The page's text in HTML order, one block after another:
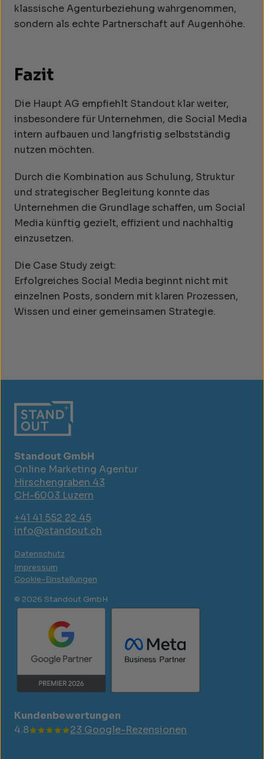
klassische Agenturbeziehung wahrgenommen,
sondern als echte Partnerschaft auf Augenhöhe.
Fazit
Die Haupt AG empfiehlt Standout klar weiter,
insbesondere für Unternehmen, die Social Media
intern aufbauen und langfristig selbstständig
nutzen möchten.
Durch die Kombination aus Schulung, Struktur
und strategischer Begleitung konnte das
Unternehmen die Grundlage schaffen, um Social
Media künftig gezielt, effizient und nachhaltig
einzusetzen.
Die Case Study zeigt:
Erfolgreiches Social Media beginnt nicht mit
einzelnen Posts, sondern mit klaren Prozessen,
Wissen und einer gemeinsamen Strategie.
Standout GmbH
Online Marketing Agentur
Hirschengraben 43
CH-6003 Luzern
+41 41 552 22 45
info@standout.ch
Datenschutz
Impressum
Cookie-Einstellungen
© 2026 Standout GmbH
Kundenbewertungen
4.8
23 Google-Rezensionen